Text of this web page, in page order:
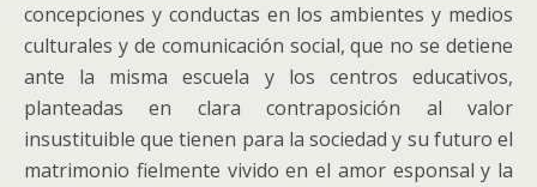
concepciones y conductas en los ambientes y medios
culturales y de comunicación social, que no se detiene
ante la misma escuela y los centros educativos,
planteadas en clara contraposición al valor
insustituible que tienen para la sociedad y su futuro el
matrimonio fielmente vivido en el amor esponsal y la